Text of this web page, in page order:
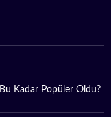
Kadar Popüler Oldu?